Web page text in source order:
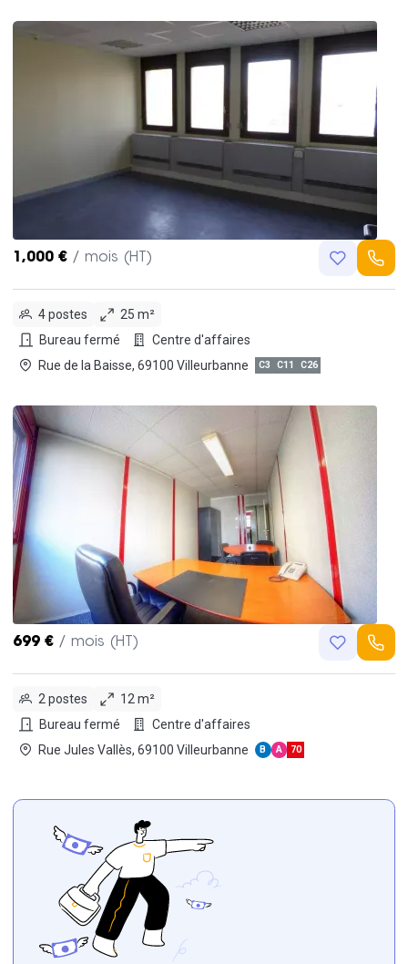
1,000 € / mois (HT)
4 postes
25 m²
Bureau fermé
Centre d'affaires
Rue de la Baisse, 69100 Villeurbanne
C3 C11 C26
699 € / mois (HT)
2 postes
12 m²
Bureau fermé
Centre d'affaires
Rue Jules Vallès, 69100 Villeurbanne
B A 70